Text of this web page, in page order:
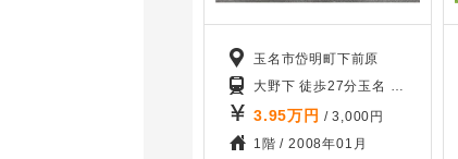
玉名市岱明町下前原
大野下 徒歩27分玉名 徒歩39分
3.95万円 / 3,000円
1階 / 2008年01月